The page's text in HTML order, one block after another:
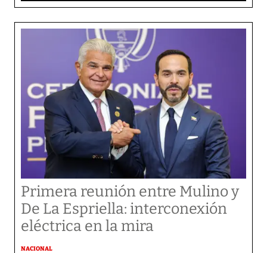
Primera reunión entre Mulino y
De La Espriella: interconexión
eléctrica en la mira
NACIONAL